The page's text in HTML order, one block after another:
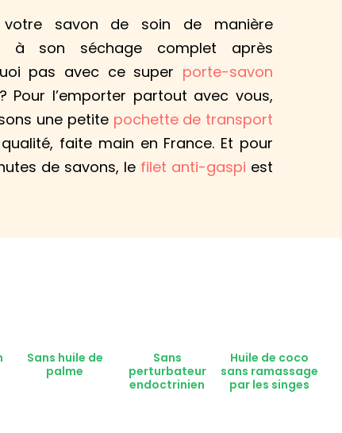
votre savon de soin de manière
à son séchage complet après
pas avec ce super porte-savon
? Pour l’emporter partout avec vous,
une petite pochette de transport
faite main en France. Et pour
de savons, le filet anti-gaspi est
Sans huile de
palme
Sans
perturbateur
endoctrinien
Huile de coco
sans ramassage
par les singes